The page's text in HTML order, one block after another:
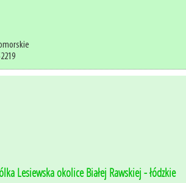
Lesiewska okolice Białej Rawskiej - łódzkie